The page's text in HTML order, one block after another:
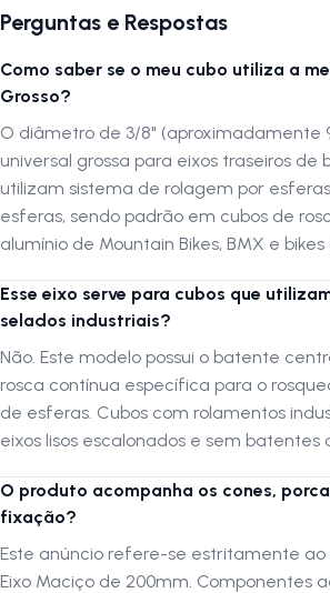
Perguntas e Respostas
Como saber se o meu cubo utiliza a
Grosso?
O diâmetro de 3/8" (aproximadamente
universal grossa para eixos traseiros de
utilizam sistema de rolagem por
esferas, sendo padrão em cubos de
alumínio de Mountain Bikes, BMX e bikes
Esse eixo serve para cubos que
selados industriais?
Não. Este modelo possui o batente
rosca contínua específica para o
de esferas. Cubos com rolamentos
eixos lisos escalonados e sem batentes
O produto acompanha os cones,
fixação?
Este anúncio refere-se estritamente
Eixo Maciço de 200mm. Componentes